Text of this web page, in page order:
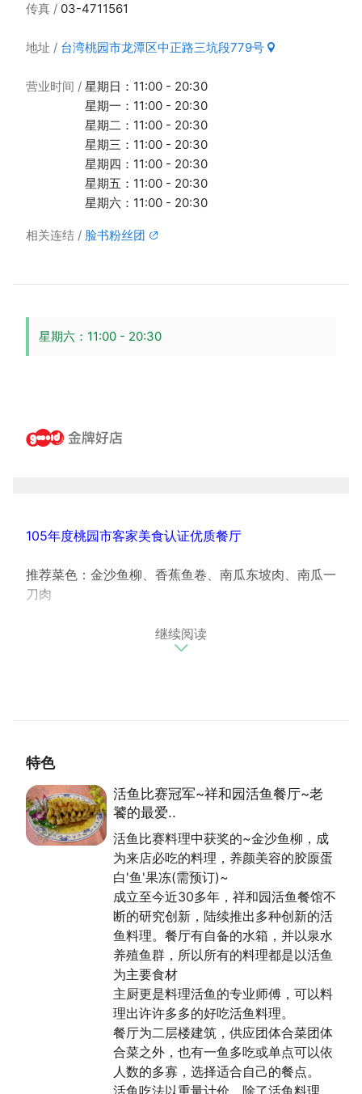
传真 03-4711561
地址 台湾桃园市龙潭区中正路三坑段779号
营业时间
星期日：11:00 - 20:30
星期一：11:00 - 20:30
星期二：11:00 - 20:30
星期三：11:00 - 20:30
星期四：11:00 - 20:30
星期五：11:00 - 20:30
星期六：11:00 - 20:30
相关连结 脸书粉丝团
星期六：11:00 - 20:30
105年度桃园市客家美食认证优质餐厅
推荐菜色：金沙鱼柳、香蕉鱼卷、南瓜东坡肉、南瓜一
刀肉
1989年起创立的祥和园，可说是活鱼餐厅史的见证
者。祥和园之名，来自好友合夥创业，期望可和气合
生；重视研发也是一大特色，厨师团队可将活鱼作出数
十种变化，并依客人喜好需求进行调整，难能可贵的
是，已达到配方、酱料标准化，料理品质稳定。说起招
牌菜，初次光临者可试试2008年活鱼料理比赛冠军的
金莎鱼柳，特别处理过的鱼柳炸好後加上蛋黄再炒到起
泡，佐以客家风味的咸蛋搭配长豆，咸香酥脆，是店内
销售冠军。而南瓜一刀肉，也是祥和园精心研发的料
理， 将传统梅干扣肉作为基础，把南瓜作成盅，微甜
的梅干菜、入口即化的三层肉配着刀工精致的南瓜一起
吃，咸咸甜甜，油而不腻。口味偏甜者，必然要尝尝客
家糖醋鱼。将石门活鱼与俗称客家蜜饯的桔饼及冬瓜糖
共熬，让回甘的桔味与鱼肉混合，令人难忘。喜欢乡土
味者，则可嚐嚐客家酸菜鸭。
坚持传统客家风味
因全家都是客家人，祥和园非常坚持传统客家菜滋味，
继续阅读
特色
活鱼比赛冠军~祥和园活鱼餐厅~老
饕的最爱..
活鱼比赛料理中获奖的~金沙鱼柳，成
为来店必吃的料理，养颜美容的胶厡蛋
白'鱼'果冻(需预订)~
成立至今近30多年，祥和园活鱼餐馆不
断的研究创新，陆续推出多种创新的活
鱼料理。餐厅有自备的水箱，并以泉水
养殖鱼群，所以所有的料理都是以活鱼
为主要食材
主厨更是料理活鱼的专业师傅，可以料
理出许许多多的好吃活鱼料理。
餐厅为二层楼建筑，供应团体合菜团体
合菜之外，也有一鱼多吃或单点可以依
人数的多寡，选择适合自己的餐点。
活鱼吃法以重量计价，除了活鱼料理，